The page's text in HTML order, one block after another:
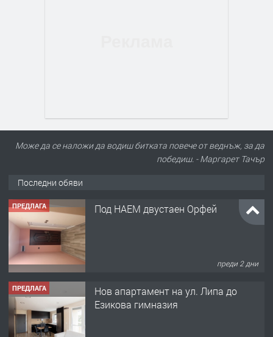
Може да се наложи да водиш битката повече от веднъж, за да
победиш. - Маргарет Тачър
Последни обяви
ПРЕДЛАГА Под НАЕМ двустаен Орфей
преди 2 дни
ПРЕДЛАГА
Нов апартамент на ул. Липа до
Езикова гимназия